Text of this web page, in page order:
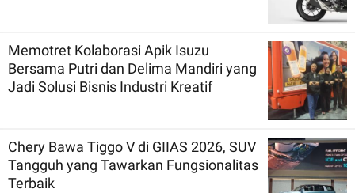
Memotret Kolaborasi Apik Isuzu
Bersama Putri dan Delima Mandiri yang
Jadi Solusi Bisnis Industri Kreatif
Chery Bawa Tiggo V di GIIAS 2026, SUV
Tangguh yang Tawarkan Fungsionalitas
Terbaik